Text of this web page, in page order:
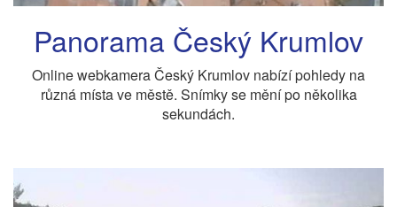
Panorama Český Krumlov
Online webkamera Český Krumlov nabízí pohledy na
různá místa ve městě. Snímky se mění po několika
sekundách.